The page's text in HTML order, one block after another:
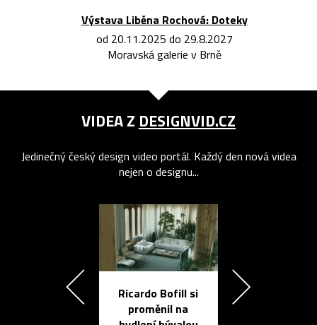
Výstava Liběna Rochová: Doteky
od 20.11.2025 do 29.8.2027
Moravská galerie v Brně
VIDEA Z DESIGNVID.CZ
Jedinečný český design video portál. Každý den nová videa
nejen o designu...
Ricardo Bofill si
proměnil na